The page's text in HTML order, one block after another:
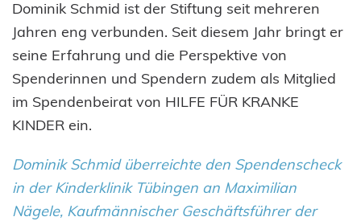
Dominik Schmid ist der Stiftung seit mehreren
Jahren eng verbunden. Seit diesem Jahr bringt er
seine Erfahrung und die Perspektive von
Spenderinnen und Spendern zudem als Mitglied
im Spendenbeirat von HILFE FÜR KRANKE
KINDER ein.
Dominik Schmid überreichte den Spendenscheck
in der Kinderklinik Tübingen an Maximilian
Nägele, Kaufmännischer Geschäftsführer der